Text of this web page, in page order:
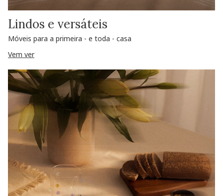
Lindos e versáteis
Móveis para a primeira - e toda - casa
Vem ver